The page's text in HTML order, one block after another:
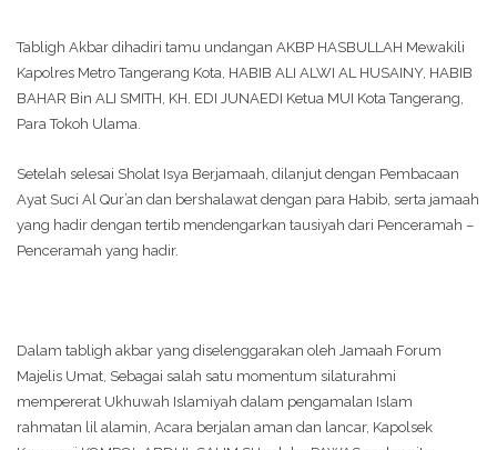
Tabligh Akbar dihadiri tamu undangan AKBP HASBULLAH Mewakili
Kapolres Metro Tangerang Kota, HABIB ALI ALWI AL HUSAINY, HABIB
BAHAR Bin ALI SMITH, KH. EDI JUNAEDI Ketua MUI Kota Tangerang,
Para Tokoh Ulama.
Setelah selesai Sholat Isya Berjamaah, dilanjut dengan Pembacaan
Ayat Suci Al Qur’an dan bershalawat dengan para Habib, serta jamaah
yang hadir dengan tertib mendengarkan tausiyah dari Penceramah –
Penceramah yang hadir.
Dalam tabligh akbar yang diselenggarakan oleh Jamaah Forum
Majelis Umat, Sebagai salah satu momentum silaturahmi
mempererat Ukhuwah Islamiyah dalam pengamalan Islam
rahmatan lil alamin, Acara berjalan aman dan lancar, Kapolsek